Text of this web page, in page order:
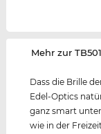
‌Mehr zur
Dass die Brille
Edel-Optics
ganz smart
wie in der